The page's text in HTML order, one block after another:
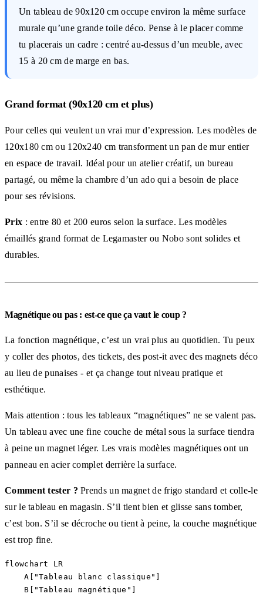
Un tableau de 90x120 cm occupe environ la même surface
murale qu’une grande toile déco. Pense à le placer comme
tu placerais un cadre : centré au-dessus d’un meuble, avec
15 à 20 cm de marge en bas.
Grand format (90x120 cm et plus)
Pour celles qui veulent un vrai mur d’expression. Les modèles de
120x180 cm ou 120x240 cm transforment un pan de mur entier
en espace de travail. Idéal pour un atelier créatif, un bureau
partagé, ou même la chambre d’un ado qui a besoin de place
pour ses révisions.
Prix : entre 80 et 200 euros selon la surface. Les modèles
émaillés grand format de Legamaster ou Nobo sont solides et
durables.
Magnétique ou pas : est-ce que ça vaut le coup ?
La fonction magnétique, c’est un vrai plus au quotidien. Tu peux
y coller des photos, des tickets, des post-it avec des magnets déco
au lieu de punaises - et ça change tout niveau pratique et
esthétique.
Mais attention : tous les tableaux “magnétiques” ne se valent pas.
Un tableau avec une fine couche de métal sous la surface tiendra
à peine un magnet léger. Les vrais modèles magnétiques ont un
panneau en acier complet derrière la surface.
Comment tester ? Prends un magnet de frigo standard et colle-le
sur le tableau en magasin. S’il tient bien et glisse sans tomber,
c’est bon. S’il se décroche ou tient à peine, la couche magnétique
est trop fine.
flowchart LR
    A["Tableau blanc classique"]
    B["Tableau magnétique"]